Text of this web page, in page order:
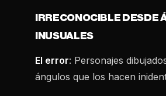
IRRECONOCIBLE DESDE
INUSUALES
El error: Personajes
ángulos que los hacen